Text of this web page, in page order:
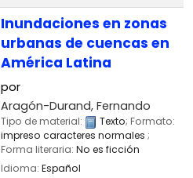
Inundaciones en zonas
urbanas de cuencas en
América Latina
por
Aragón-Durand, Fernando
Tipo de material: Texto; Formato:
impreso caracteres normales ;
Forma literaria: No es ficción
Idioma: Español